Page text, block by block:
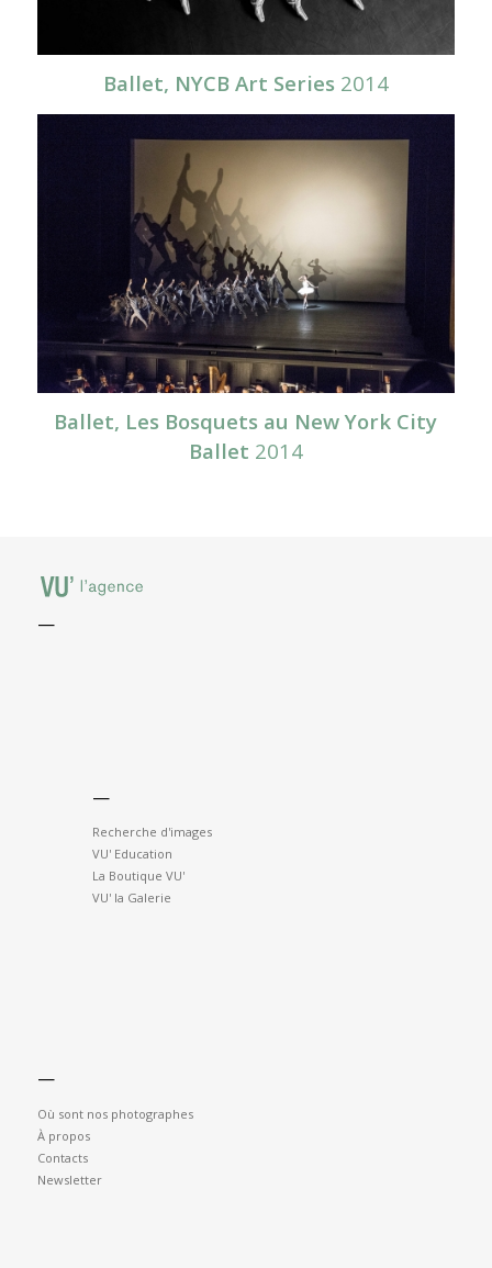
Ballet, NYCB Art Series 2014
Ballet, Les Bosquets au New York City
Ballet 2014
—
—
Recherche d'images
VU' Education
La Boutique VU'
VU' la Galerie
—
Où sont nos photographes
À propos
Contacts
Newsletter